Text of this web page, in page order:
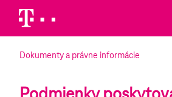
Skip to Main Content
Dokumenty a právne informácie